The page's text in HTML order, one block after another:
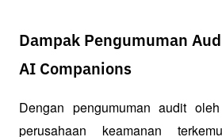
Dampak Pengumuman
AI Companions
Dengan pengumuman audit oleh
perusahaan keamanan